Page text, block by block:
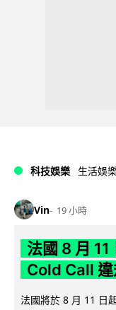
科技娛樂 生活娛
Vin 19 小時
法國 8 月 11
Cold Call
法國將於 8 月 11 日